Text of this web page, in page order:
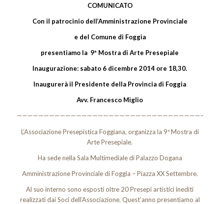
COMUNICATO
Con il patrocinio dell’Amministrazione Provinciale
e del Comune di Foggia
presentiamo la 9ª Mostra di Arte Presepiale
Inaugurazione: sabato 6 dicembre 2014 ore 18,30.
Inaugurerà il Presidente della Provincia di Foggia
Avv. Francesco Miglio
—————————————————————————————————————–
L’Associazione Presepistica Foggiana, organizza la 9ª Mostra di
Arte Presepiale.
Ha sede nella Sala Multimediale di Palazzo Dogana
Amministrazione Provinciale di Foggia – Piazza XX Settembre.
Al suo interno sono esposti oltre 20 Presepi artistici inediti
realizzati dai Soci dell’Associazione. Quest’anno presentiamo al